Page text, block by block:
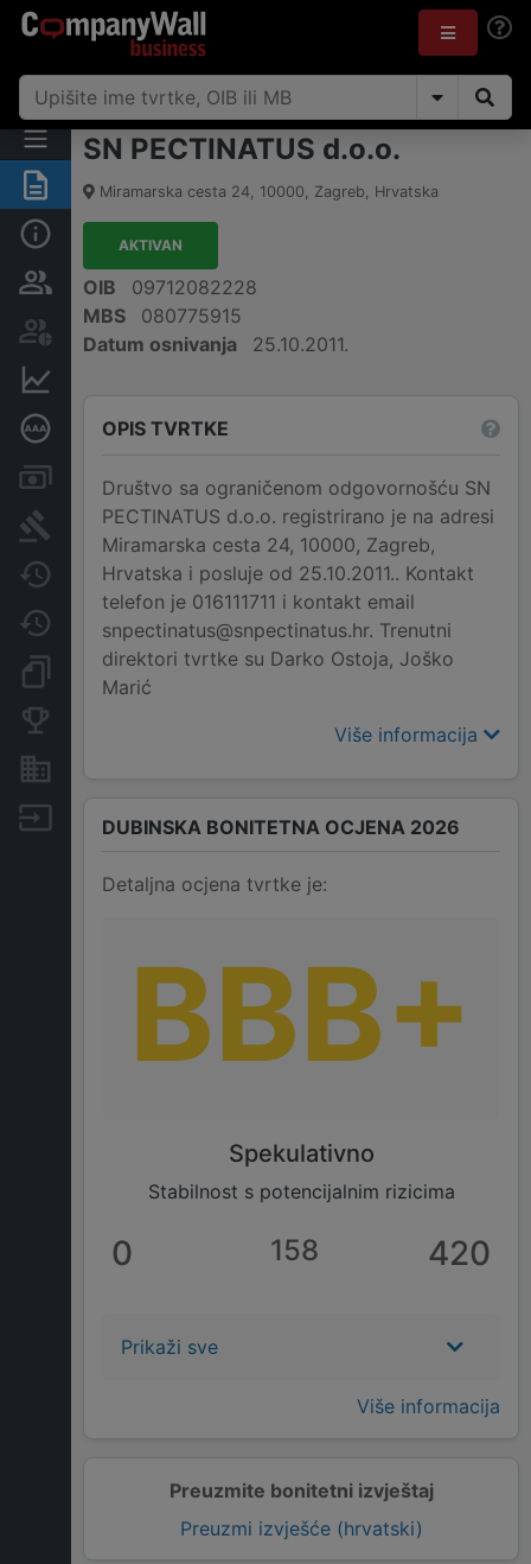
Sažetak
Osobe i vlasništvo
Dubinska bonitetna ocjena
Računi i blokade
Sudske objave
Javne nabavke
Promjene
Dokumenti i objave
Izvoz
SN PECTINATUS d.o.o.
Miramarska cesta 24, 10000, Zagreb, Hrvatska
AKTIVAN
OIB
09712082228
MBS
080775915
Datum osnivanja
25.10.2011.
OPIS TVRTKE
Društvo sa ograničenom odgovornošću SN
PECTINATUS d.o.o. registrirano je na adresi
Miramarska cesta 24, 10000, Zagreb,
Hrvatska i posluje od 25.10.2011.. Kontakt
telefon je 016111711 i kontakt email
snpectinatus@snpectinatus.hr. Trenutni
direktori tvrtke su Darko Ostoja, Joško
Marić
Više informacija
Preuzmite bonitetni izvještaj
Preuzmi izvješće (hrvatski)
DUBINSKA BONITETNA OCJENA 2026
Detaljna ocjena tvrtke je:
BBB+
Spekulativno
Stabilnost s potencijalnim rizicima
0 158 420
Prikaži sve
Više informacija